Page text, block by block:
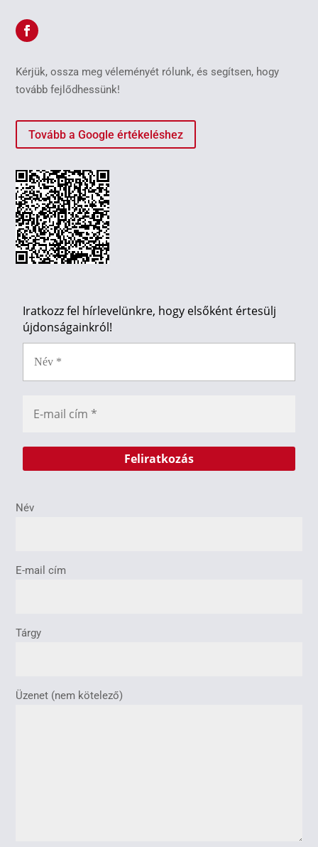
Kérjük, ossza meg véleményét rólunk, és segítsen, hogy
tovább fejlődhessünk!
Tovább a Google értékeléshez
Iratkozz fel hírlevelünkre, hogy elsőként értesülj
újdonságainkról!
Név
E-mail cím
Tárgy
Üzenet (nem kötelező)